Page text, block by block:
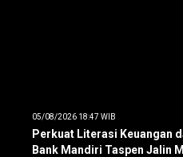
05/08/2026 18:47 WIB
Perkuat Literasi Keuangan
Bank Mandiri Taspen Jalin